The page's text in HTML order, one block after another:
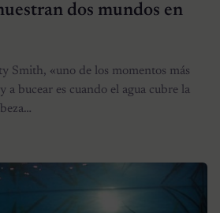
dos mundos en
Smith, «uno de los momentos más
a bucear es cuando el agua cubre la